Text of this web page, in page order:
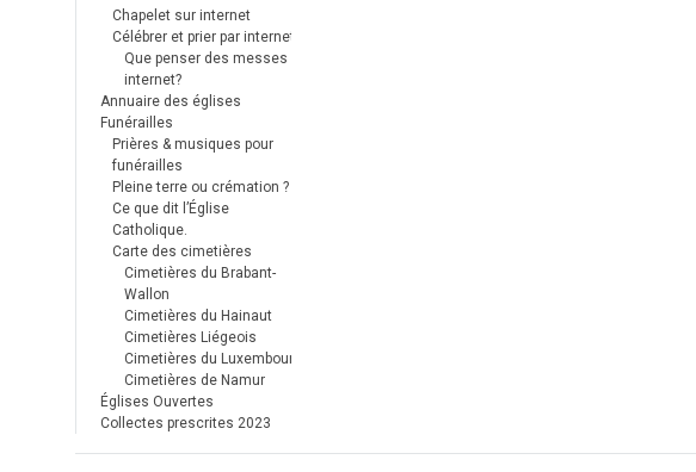
Chapelet sur internet
Célébrer et prier par internet
Que penser des messes
internet?
Annuaire des églises
Funérailles
Prières & musiques pour
funérailles
Pleine terre ou crémation ?
Ce que dit l’Église
Catholique.
Carte des cimetières
Cimetières du Brabant-
Wallon
Cimetières du Hainaut
Cimetières Liégeois
Cimetières du Luxembourg
Cimetières de Namur
Églises Ouvertes
Collectes prescrites 2023